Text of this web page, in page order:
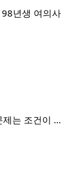
년생 여의사
왜 84년생은 되는데, 83년생은 안될까? … 문제는 조건이 아니라 고집